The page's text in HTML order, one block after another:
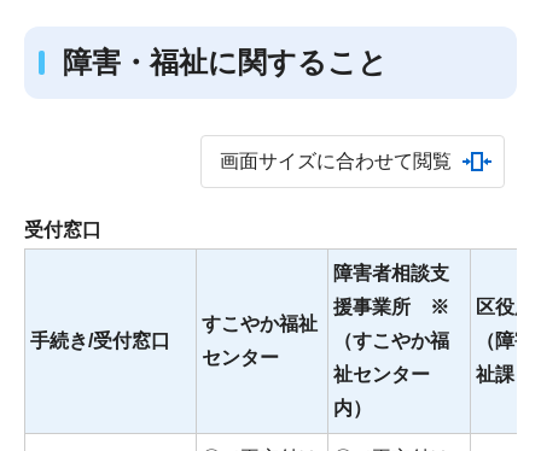
障害・福祉に関すること
画面サイズに合わせて閲覧
受付窓口
手続き/受付窓口
すこやか福祉
センター
障害者相談支
援事業所 ※
（すこやか福
祉センター
内）
区役所
（障害
祉課）